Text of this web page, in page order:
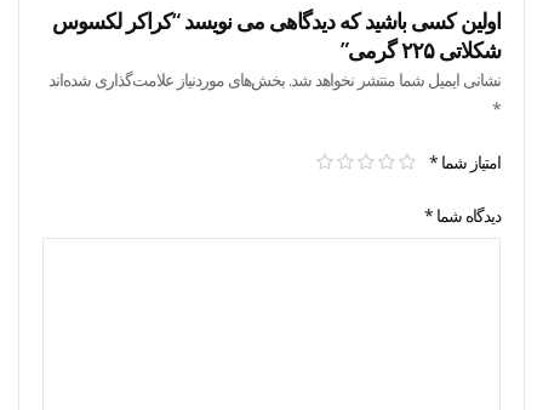
اولین کسی باشید که دیدگاهی می نویسد “کراکر لکسوس
شکلاتی ۲۲۵ گرمی”
نشانی ایمیل شما منتشر نخواهد شد. بخش‌های موردنیاز علامت‌گذاری شده‌اند
*
امتیاز شما *
دیدگاه شما *